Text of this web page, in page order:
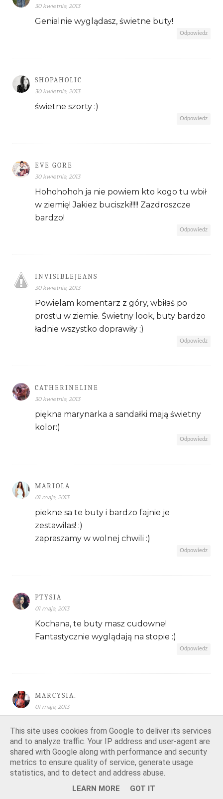
30 kwietnia, 2013
Genialnie wyglądasz, świetne buty!
Odpowiedz
SHOPAHOLIC
30 kwietnia, 2013
świetne szorty :)
Odpowiedz
EVE GORE
30 kwietnia, 2013
Hohohohoh ja nie powiem kto kogo tu wbił
w ziemię! Jakiez buciszki!!!!! Zazdroszcze
bardzo!
Odpowiedz
INVISIBLEJEANS
30 kwietnia, 2013
Powielam komentarz z góry, wbiłaś po
prostu w ziemie. Świetny look, buty bardzo
ładnie wszystko doprawiły ;)
Odpowiedz
CATHERINELINE
30 kwietnia, 2013
piękna marynarka a sandałki mają świetny
kolor:)
Odpowiedz
MARIOLA
01 maja, 2013
piekne sa te buty i bardzo fajnie je
zestawilas! :)
zapraszamy w wolnej chwili :)
Odpowiedz
PTYSIA
01 maja, 2013
Kochana, te buty masz cudowne!
Fantastycznie wyglądają na stopie :)
Odpowiedz
MARCYSIA.
01 maja, 2013
buciki <3
Odpowiedz
AMBITNIE STUKNIĘTE
This site uses cookies from Google to deliver its services
and to analyze traffic. Your IP address and user-agent are
shared with Google along with performance and security
metrics to ensure quality of service, generate usage
statistics, and to detect and address abuse.
LEARN MORE GOT IT